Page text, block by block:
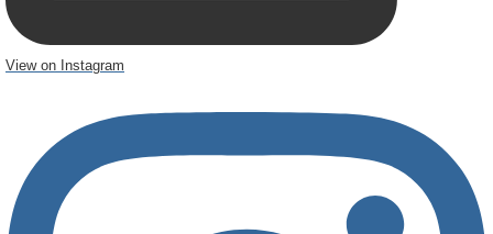
View on Instagram